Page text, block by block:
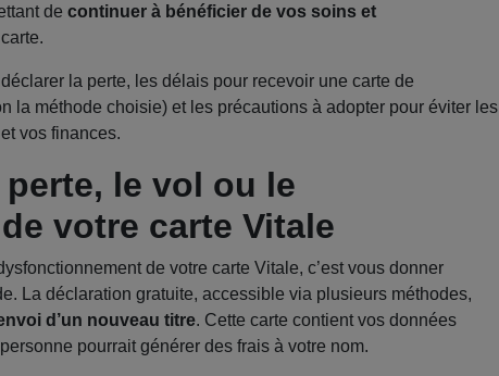
de continuer à bénéficier de vos soins et
la perte, les délais pour recevoir une carte de
la méthode choisie) et les précautions à adopter pour éviter les
vos finances.
le vol ou le
votre carte Vitale
de votre carte Vitale, c’est vous donner
La déclaration gratuite, accessible via plusieurs méthodes,
d’un nouveau titre. Cette carte contient vos données
pourrait générer des frais à votre nom.